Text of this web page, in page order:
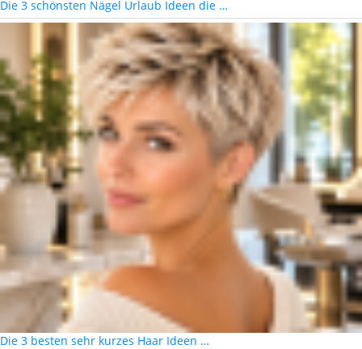
Die 3 schönsten Nägel Urlaub Ideen die …
Die 3 besten sehr kurzes Haar Ideen …